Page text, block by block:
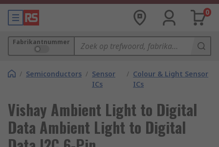
0
Fabrikantnummer
/ Semiconductors / Sensor
ICs
/ Colour & Light Sensor
ICs
Vishay Ambient Light to Digital
Data Ambient Light to Digital